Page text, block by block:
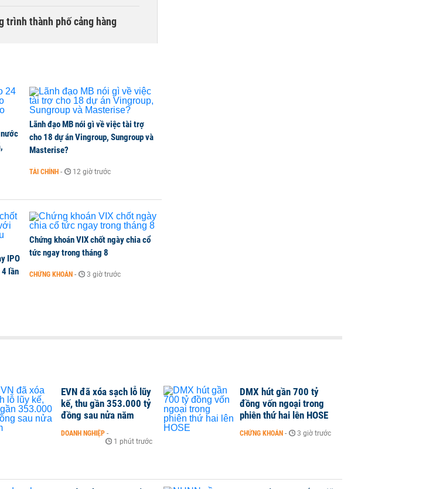
trình thành phố cảng hàng
đóng BHXH bắt buộc
Lãnh đạo MB nói gì về việc tài trợ
cho 18 dự án Vingroup, Sungroup và
Masterise?
TÀI CHÍNH - 12 giờ trước
IPO
lần
Chứng khoán VIX chốt ngày chia cổ
tức ngay trong tháng 8
CHỨNG KHOÁN - 3 giờ trước
EVN đã xóa sạch lỗ lũy
kế, thu gần 353.000 tỷ
đồng sau nửa năm
DOANH NGHIỆP -
1 phút trước
DMX hút gần 700 tỷ
đồng vốn ngoại trong
phiên thứ hai lên HOSE
CHỨNG KHOÁN - 3 giờ trước